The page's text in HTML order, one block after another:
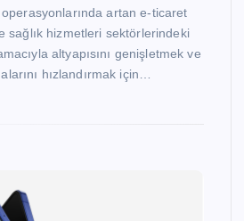
artan e-ticaret
sağlık hizmetleri sektörlerindeki
altyapısını genişletmek ve
hızlandırmak için…